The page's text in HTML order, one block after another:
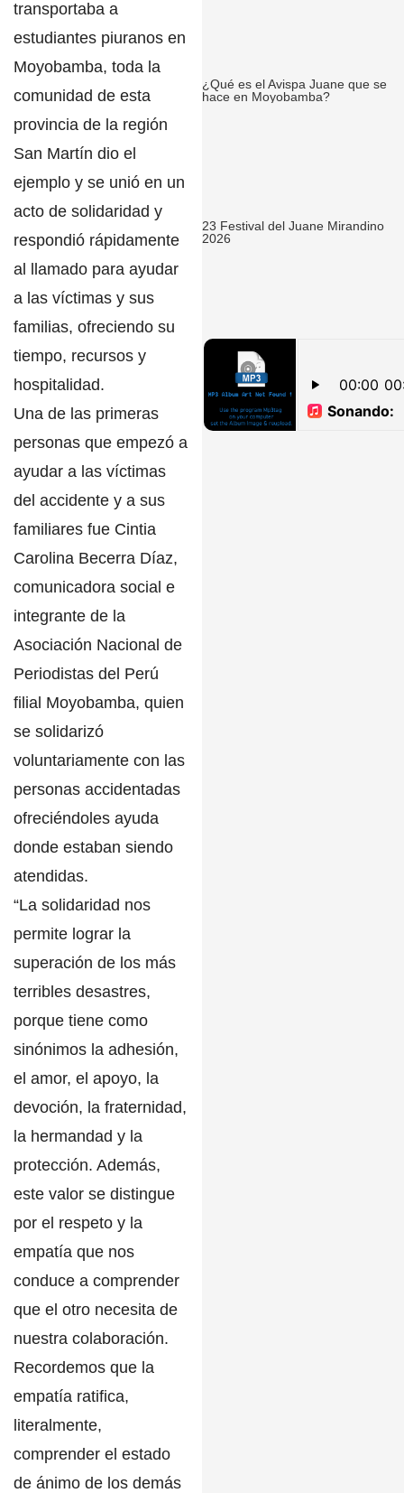
transportaba a
estudiantes piuranos en
Moyobamba, toda la
comunidad de esta
provincia de la región
San Martín dio el
ejemplo y se unió en un
acto de solidaridad y
respondió rápidamente
al llamado para ayudar
a las víctimas y sus
familias, ofreciendo su
tiempo, recursos y
hospitalidad.
Una de las primeras
personas que empezó a
ayudar a las víctimas
del accidente y a sus
familiares fue Cintia
Carolina Becerra Díaz,
comunicadora social e
integrante de la
Asociación Nacional de
Periodistas del Perú
filial Moyobamba, quien
se solidarizó
voluntariamente con las
personas accidentadas
ofreciéndoles ayuda
donde estaban siendo
atendidas.
“La solidaridad nos
permite lograr la
superación de los más
terribles desastres,
porque tiene como
sinónimos la adhesión,
el amor, el apoyo, la
devoción, la fraternidad,
la hermandad y la
protección. Además,
este valor se distingue
por el respeto y la
empatía que nos
conduce a comprender
que el otro necesita de
nuestra colaboración.
Recordemos que la
empatía ratifica,
literalmente,
comprender el estado
de ánimo de los demás
¿Qué es el Avispa Juane que se
hace en Moyobamba?
23 Festival del Juane Mirandino
2026